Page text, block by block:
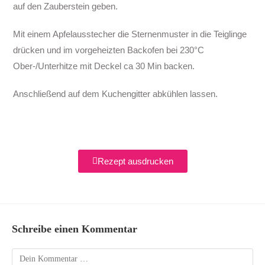
auf den Zauberstein geben.
Mit einem Apfelausstecher die Sternenmuster in die Teiglinge
drücken und im vorgeheizten Backofen bei 230°C
Ober-/Unterhitze mit Deckel ca 30 Min backen.
Anschließend auf dem Kuchengitter abkühlen lassen.
Rezept ausdrucken
Schreibe einen Kommentar